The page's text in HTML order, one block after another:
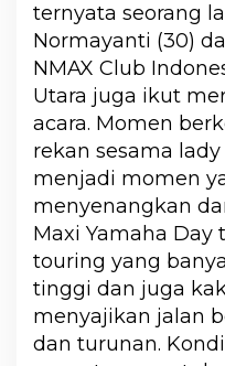
ternyata seorang
Normayanti (30)
NMAX Club
Utara juga ikut
acara. Momen
rekan sesama
menjadi momen
menyenangkan
Maxi Yamaha Day
touring yang
tinggi dan juga
menyajikan jalan
dan turunan.